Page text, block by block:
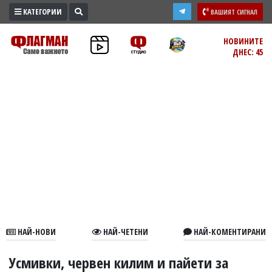
ПРОМО
ЗОНА
В
КАТЕГОРИИ ВАШИЯТ СИГНАЛ
НОВИНИТЕ
ДНЕС: 45
НАЙ-НОВИ НАЙ-ЧЕТЕНИ НАЙ-КОМЕНТИРАНИ
Усмивки, червен килим и пайети за